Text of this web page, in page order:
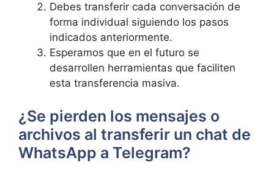
Debes transferir cada conversación de
forma individual siguiendo‌ los pasos​
indicados ⁣anteriormente.
Esperamos ‍que en el futuro⁢ se
‍desarrollen herramientas que ⁣faciliten⁤
esta transferencia‍ masiva.
¿Se‍ pierden los mensajes ⁢o
archivos al transferir un chat de
WhatsApp a Telegram?